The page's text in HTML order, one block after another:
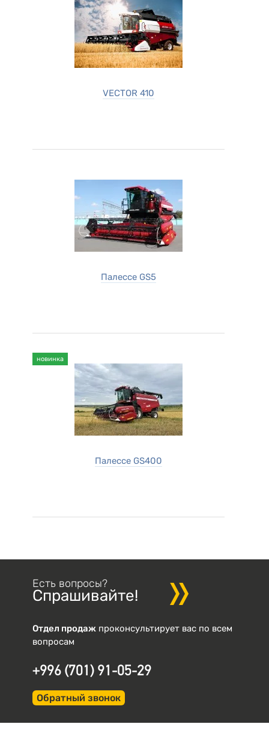
VECTOR 410
Палессе GS5
Палессе GS400
новинка
Есть вопросы?
Спрашивайте!
Отдел продаж проконсультирует вас по всем
вопросам
+996 (701) 91-05-29
Обратный звонок